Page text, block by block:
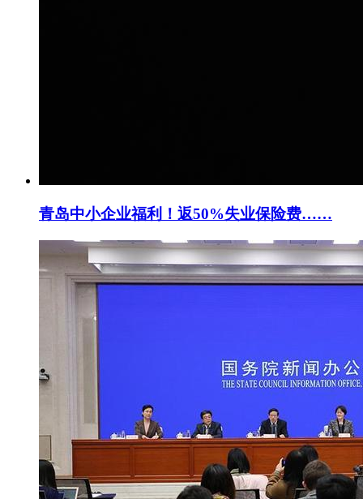
青岛中小企业福利！返50%失业保险费……